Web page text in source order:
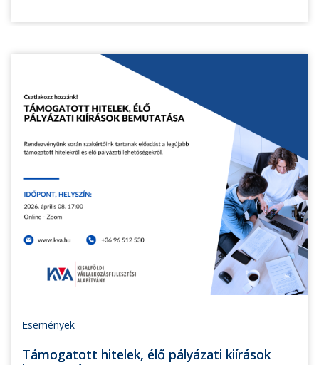
Események
Támogatott hitelek, élő pályázati kiírások